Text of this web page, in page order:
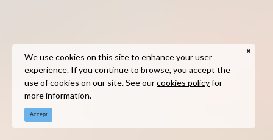
We use cookies on this site to enhance your user
experience. If you continue to browse, you accept the
use of cookies on our site. See ourcookies policyfor
more information.
Accept